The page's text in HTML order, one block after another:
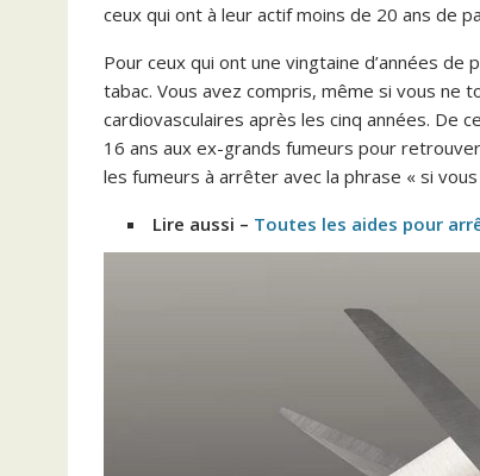
ceux qui ont à leur actif moins de 20 ans de
Pour ceux qui ont une vingtaine d’années
tabac. Vous avez compris, même si vous ne
cardiovasculaires après les cinq années. De
16 ans aux ex-grands fumeurs pour
les fumeurs à arrêter avec la phrase « si
Lire aussi – Toutes les aides pour